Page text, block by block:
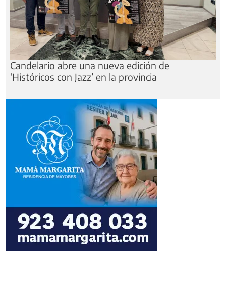
Candelario abre una nueva edición de
‘Históricos con Jazz’ en la provincia